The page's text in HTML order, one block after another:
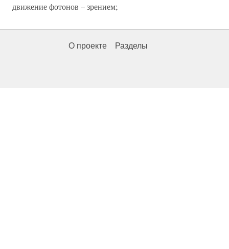
движение фотонов – зрением;
О проекте Разделы